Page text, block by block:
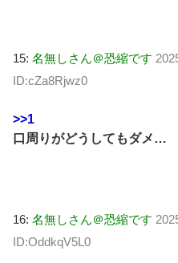
15: 名無しさん＠恐縮です
ID:cZa8Rjwz0
>>1
口周りがどうしてもダメ…
16: 名無しさん＠恐縮です
ID:OddkqV5L0